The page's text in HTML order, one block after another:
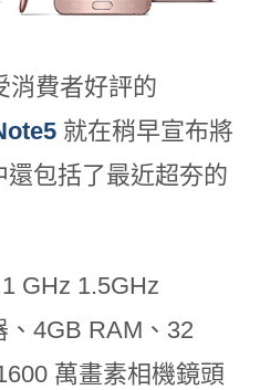
消費者好評的
就在稍早宣布將
包括了最近超夯的
GHz 1.5GHz
、4GB RAM、32
萬畫素相機鏡頭